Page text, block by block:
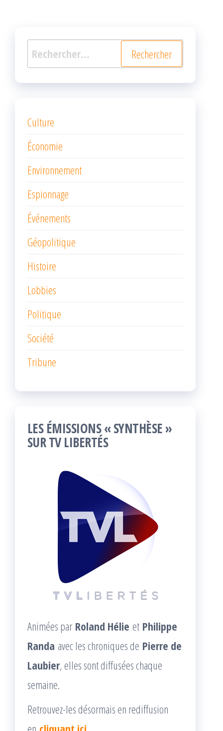
Rechercher :
Culture
Économie
Environnement
Espionnage
Événements
Géopolitique
Histoire
Lobbies
Politique
Société
Tribune
LES ÉMISSIONS « SYNTHÈSE »
SUR TV LIBERTÉS
Animées par Roland Hélie et Philippe
Randa avec les chroniques de Pierre de
Laubier, elles sont diffusées chaque
semaine.
Retrouvez-les désormais en rediffusion